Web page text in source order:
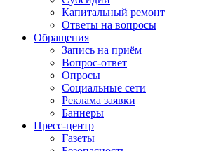
Капитальный ремонт
Ответы на вопросы
Обращения
Запись на приём
Вопрос-ответ
Опросы
Социальные сети
Реклама заявки
Баннеры
Пресс-центр
Газеты